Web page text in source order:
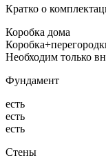
Кратко о
Коробка дома
Необходим только
Фундамент
есть
есть
есть
Стены